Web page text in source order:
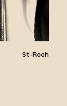
St-Roch